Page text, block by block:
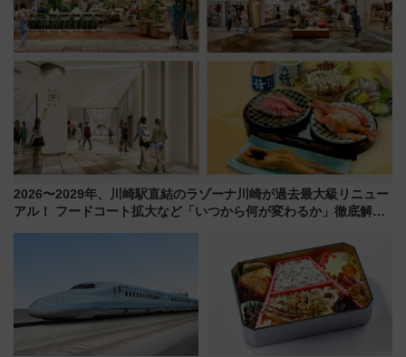
2026〜2029年、川崎駅直結のラゾーナ川崎が過去最大級リニュー
アル！ フードコート拡大など「いつから何が変わるか」徹底解